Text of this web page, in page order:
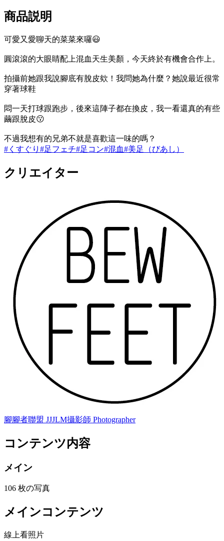
商品説明
可愛又愛聊天的菜菜來囉😃
圓滾滾的大眼睛配上混血天生美顏，今天終於有機會合作上。
拍攝前她跟我說腳底有脫皮欸！我問她為什麼？她說最近很常
穿著球鞋
悶一天打球跟跑步，後來這陣子都在換皮，我一看還真的有些
繭跟脫皮😗
不過我想有的兄弟不就是喜歡這一味的嗎？
# くすぐり #足フェチ#足コン#混血#美足（びあし）
クリエイター
腳腳者聯盟 JJJLM攝影師 Photographer
コンテンツ内容
メイン
106 枚の写真
メインコンテンツ
線上看照片